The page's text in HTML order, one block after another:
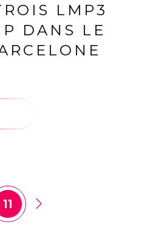
LMP3
DANS LE
11